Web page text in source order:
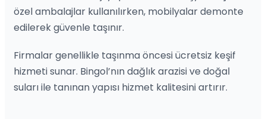
özel ambalajlar kullanılırken, mobilyalar demonte
edilerek güvenle taşınır.
Firmalar genellikle taşınma öncesi ücretsiz keşif
hizmeti sunar. Bingol’nın dağlık arazisi ve doğal
suları ile tanınan yapısı hizmet kalitesini artırır.